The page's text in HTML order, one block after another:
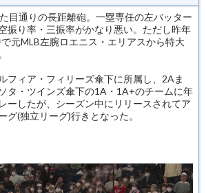
目通りの長距離砲。一塁専任の左バッター
振り率・三振率がかなり悪い。ただし昨年
元MLB左腕ロエニス・エリアスから特大
フィア・フィリーズ傘下に所属し、2Aま
タ・ツインズ傘下の1A・1A+のチームに年
ーしたが、シーズン中にリリースされてア
グ(独立リーグ)行きとなった。